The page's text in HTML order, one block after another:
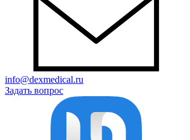
info@dexmedical.ru
Задать вопрос